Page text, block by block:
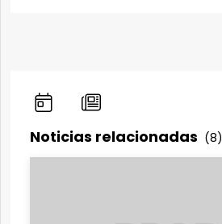
Noticias relacionadas (8)